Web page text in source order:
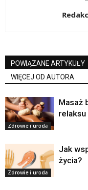
POWIĄZANE ARTYKUŁY
WIĘCEJ OD AUTORA
Zdrowie i uroda
Masaż
relaksu
Zdrowie i uroda
Jak
życia?